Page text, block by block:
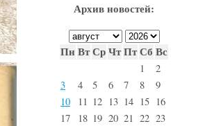
Архив новостей:
Пн ВтСрЧтПтСб Вс
1
2
3
4 5 6 7 8
9
10
11 12 13 14 15 16
17
18 19 20 21 22 23